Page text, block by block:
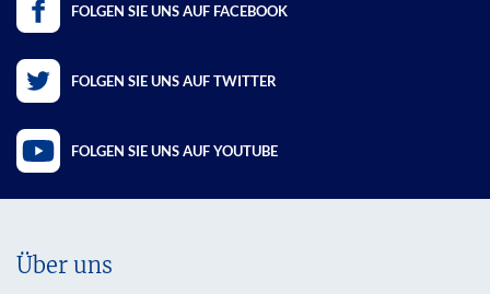
FOLGEN SIE UNS AUF FACEBOOK
FOLGEN SIE UNS AUF TWITTER
FOLGEN SIE UNS AUF YOUTUBE
Über uns